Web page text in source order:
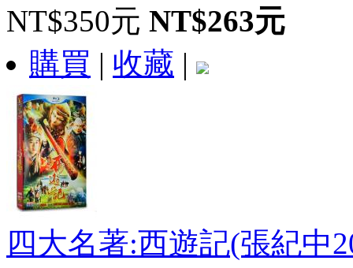
NT$350元 NT$263元
購買 | 收藏 |
四大名著:西遊記(張紀中